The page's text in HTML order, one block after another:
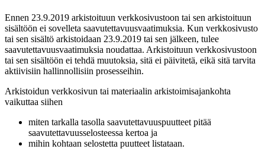
Ennen 23.9.2019 arkistoituun verkkosivustoon tai sen arkistoituun
sisältöön ei sovelleta saavutettavuusvaatimuksia. Kun verkkosivusto
tai sen sisältö arkistoidaan 23.9.2019 tai sen jälkeen, tulee
saavutettavuusvaatimuksia noudattaa. Arkistoituun verkkosivustoon
tai sen sisältöön ei tehdä muutoksia, sitä ei päivitetä, eikä sitä tarvita
aktiivisiin hallinnollisiin prosesseihin.
Arkistoidun verkkosivun tai materiaalin arkistoimisajankohta
vaikuttaa siihen
miten tarkalla tasolla saavutettavuuspuutteet pitää
saavutettavuusselosteessa kertoa ja
mihin kohtaan selostetta puutteet listataan.